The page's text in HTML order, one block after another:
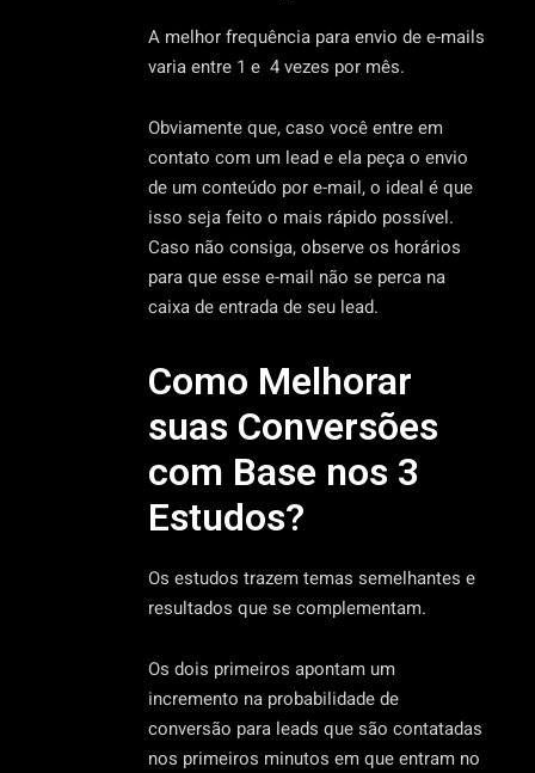
A melhor frequência para envio de e-mails
varia entre 1 e 4 vezes por mês.
Obviamente que, caso você entre em
contato com um lead e ela peça o envio
de um conteúdo por e-mail, o ideal é que
isso seja feito o mais rápido possível.
Caso não consiga, observe os horários
para que esse e-mail não se perca na
caixa de entrada de seu lead.
Como Melhorar
suas Conversões
com Base nos 3
Estudos?
Os estudos trazem temas semelhantes e
resultados que se complementam.
Os dois primeiros apontam um
incremento na probabilidade de
conversão para leads que são contatadas
nos primeiros minutos em que entram no